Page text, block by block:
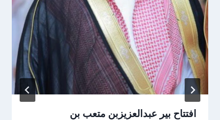
افتتاح بير عبدالعزيزبن متعب بن